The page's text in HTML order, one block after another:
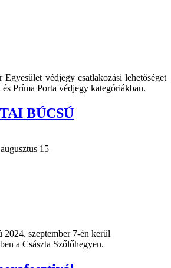
védjegy csatlakozási lehetőséget
Príma Porta védjegy kategóriákban.
BÚCSÚ
15
szeptember 7-én kerül
a Császta Szőlőhegyen.